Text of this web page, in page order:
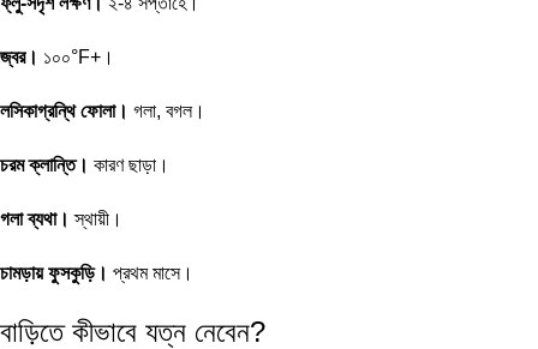
জ্বর। ১০০°F+।
লসিকাগ্রন্থি ফোলা। গলা, বগল।
চরম ক্লান্তি। কারণ ছাড়া।
গলা ব্যথা। স্থায়ী।
চামড়ায় ফুসকুড়ি। প্রথম মাসে।
বাড়িতে কীভাবে যত্ন নেবেন?